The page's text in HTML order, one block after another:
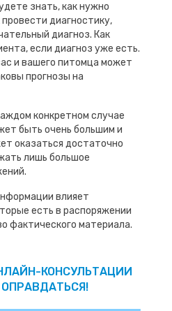
знать, как нужно
диагностику,
диагноз. Как
если диагноз уже есть.
и вашего питомца может
прогнозы на
конкретном случае
быть очень большим и
оказаться достаточно
лишь большое
влияет
есть в распоряжении
фактического материала.
КОНСУЛЬТАЦИИ
ОПРАВДАТЬСЯ!